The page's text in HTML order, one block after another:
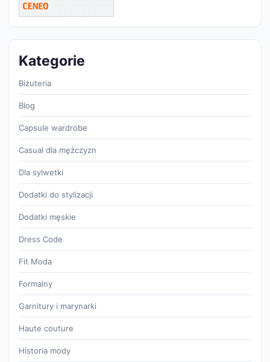
Kategorie
Biżuteria
Blog
Capsule wardrobe
Casual dla mężczyzn
Dla sylwetki
Dodatki do stylizacji
Dodatki męskie
Dress Code
Fit Moda
Formalny
Garnitury i marynarki
Haute couture
Historia mody